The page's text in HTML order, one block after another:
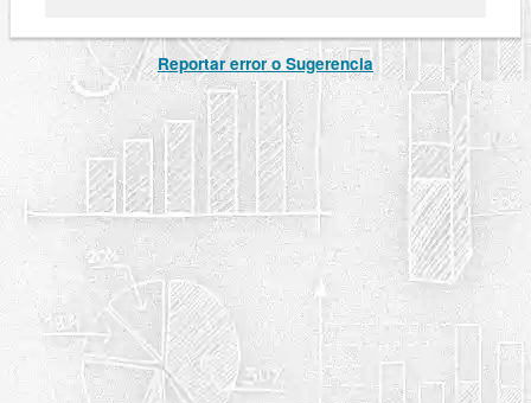
Reportar error o Sugerencia